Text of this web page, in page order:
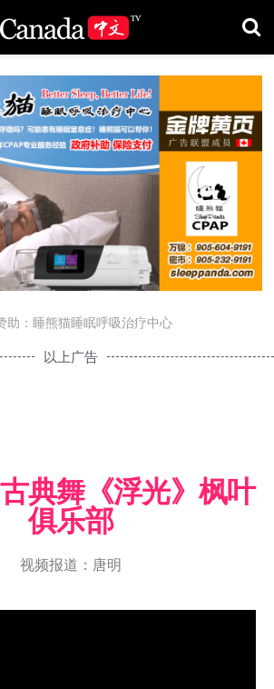
助：睡熊猫睡眠呼吸治疗中心
以上广告
古典舞《浮光》枫叶
俱乐部
视频报道：唐明